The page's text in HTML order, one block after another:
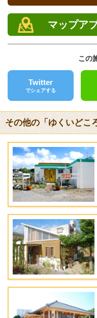
7:30〜21:00
定休日
クレジットカード
バリアフリー
[未対応]
送迎サービス
[なし]
URL
アクセス方法
一般道：那覇空港より国
差点を左折後、約4km。
有料道路：那覇IC⇒石川
道58号線を南下、山田交
マップア
この
Twitter
でシェアする
その他の「ゆくいどこ